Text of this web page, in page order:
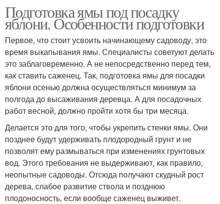
Подготовка ямы под посадку
яблони. Особенности подготовки
Первое, что стоит усвоить начинающему садоводу, это
время выкапывания ямы. Специалисты советуют делать
это заблаговременно. А не непосредственно перед тем,
как ставить саженец. Так, подготовка ямы для посадки
яблони осенью должна осуществляться минимум за
полгода до высаживания деревца. А для посадочных
работ весной, должно пройти хотя бы три месяца.
Делается это для того, чтобы укрепить стенки ямы. Они
позднее будут удерживать плодородный грунт и не
позволят ему размываться при изменениях грунтовых
вод. Этого требования не выдерживают, как правило,
неопытные садоводы. Отсюда получают скудный рост
дерева, слабое развитие ствола и позднюю
плодоносность, если вообще саженец выживет.